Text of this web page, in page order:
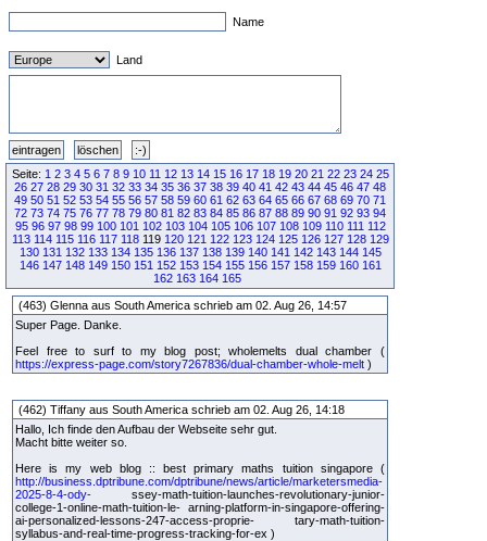
Name
Land
Seite: 1 2 3 4 5 6 7 8 9 10 11 12 13 14 15 16 17 18 19 20 21 22 23 24 25
26 27 28 29 30 31 32 33 34 35 36 37 38 39 40 41 42 43 44 45 46 47 48
49 50 51 52 53 54 55 56 57 58 59 60 61 62 63 64 65 66 67 68 69 70 71
72 73 74 75 76 77 78 79 80 81 82 83 84 85 86 87 88 89 90 91 92 93 94
95 96 97 98 99 100 101 102 103 104 105 106 107 108 109 110 111 112
113 114 115 116 117 118119 120 121 122 123 124 125 126 127 128 129
130 131 132 133 134 135 136 137 138 139 140 141 142 143 144 145
146 147 148 149 150 151 152 153 154 155 156 157 158 159 160 161
162 163 164 165
(463) Glenna aus South America schrieb am 02. Aug 26, 14:57
Super Page. Danke.
Feel free to surf to my blog post; wholemelts dual chamber (
https://express-page.com/story7267836/dual-chamber-whole-melt )
(462) Tiffany aus South America schrieb am 02. Aug 26, 14:18
Hallo, Ich finde den Aufbau der Webseite sehr gut.
Macht bitte weiter so.
Here is my web blog :: best primary maths tuition singapore (
http://business.dptribune.com/dptribune/news/article/marketersmedia-
2025-8-4-ody- ssey-math-tuition-launches-revolutionary-junior-
college-1-online-math-tuition-le- arning-platform-in-singapore-offering-
ai-personalized-lessons-247-access-proprie- tary-math-tuition-
syllabus-and-real-time-progress-tracking-for-ex )